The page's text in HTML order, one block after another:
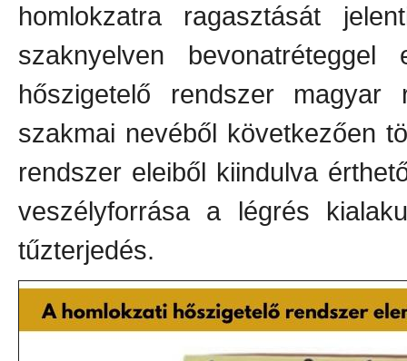
homlokzatra ragasztását
szaknyelven
hőszigetelő rendszer
szakmai nevéből következően
rendszer eleiből kiindulva
veszélyforrása a légrés
tűzterjedés.